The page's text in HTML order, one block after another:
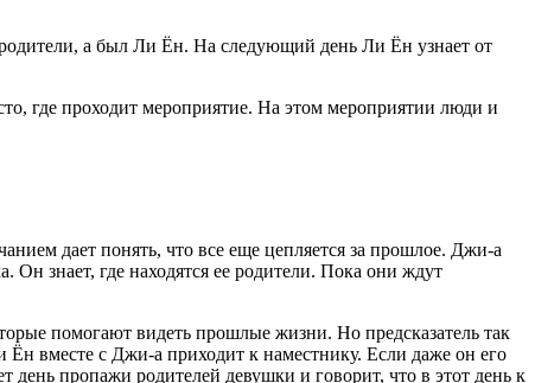
а был Ли Ён. На следующий день Ли Ён узнает от
где проходит мероприятие. На этом мероприятии люди и
дает понять, что все еще цепляется за прошлое. Джи-а
знает, где находятся ее родители. Пока они ждут
помогают видеть прошлые жизни. Но предсказатель так
вместе с Джи-а приходит к наместнику. Если даже он его
пропажи родителей девушки и говорит, что в этот день к